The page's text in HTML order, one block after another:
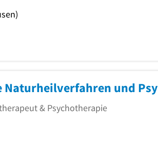
& Psychotherapie